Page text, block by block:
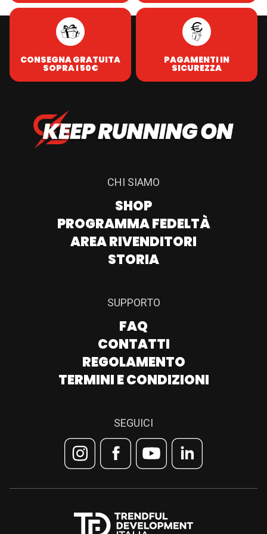
CONSEGNA GRATUITA
SOPRA I 50€
PAGAMENTI IN
SICUREZZA
CHI SIAMO
SHOP
PROGRAMMA FEDELTÀ
AREA RIVENDITORI
STORIA
SEGUICI
SUPPORTO
FAQ
CONTATTI
REGOLAMENTO
TERMINI E CONDIZIONI